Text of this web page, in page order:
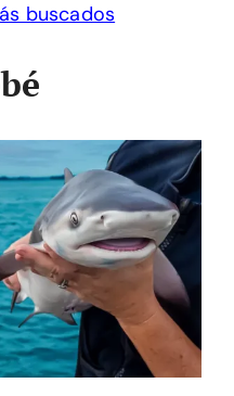
buscados